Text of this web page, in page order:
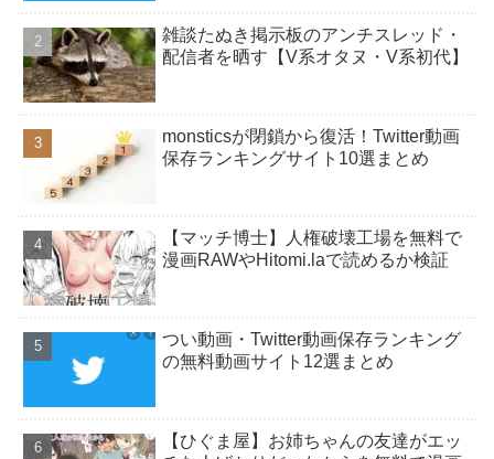
雑談たぬき掲示板のアンチスレッド・
配信者を晒す【V系オタヌ・V系初代】
monsticsが閉鎖から復活！Twitter動画
保存ランキングサイト10選まとめ
【マッチ博士】人権破壊工場を無料で
漫画RAWやHitomi.laで読めるか検証
つい動画・Twitter動画保存ランキング
の無料動画サイト12選まとめ
【ひぐま屋】お姉ちゃんの友達がエッ